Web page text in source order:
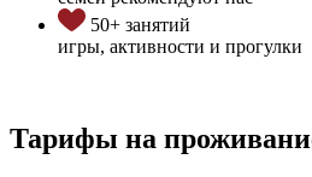
50+ занятий
игры, активности и прогулки
Тарифы на